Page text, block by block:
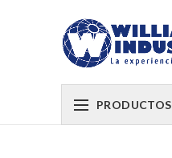
PRODUCTOS